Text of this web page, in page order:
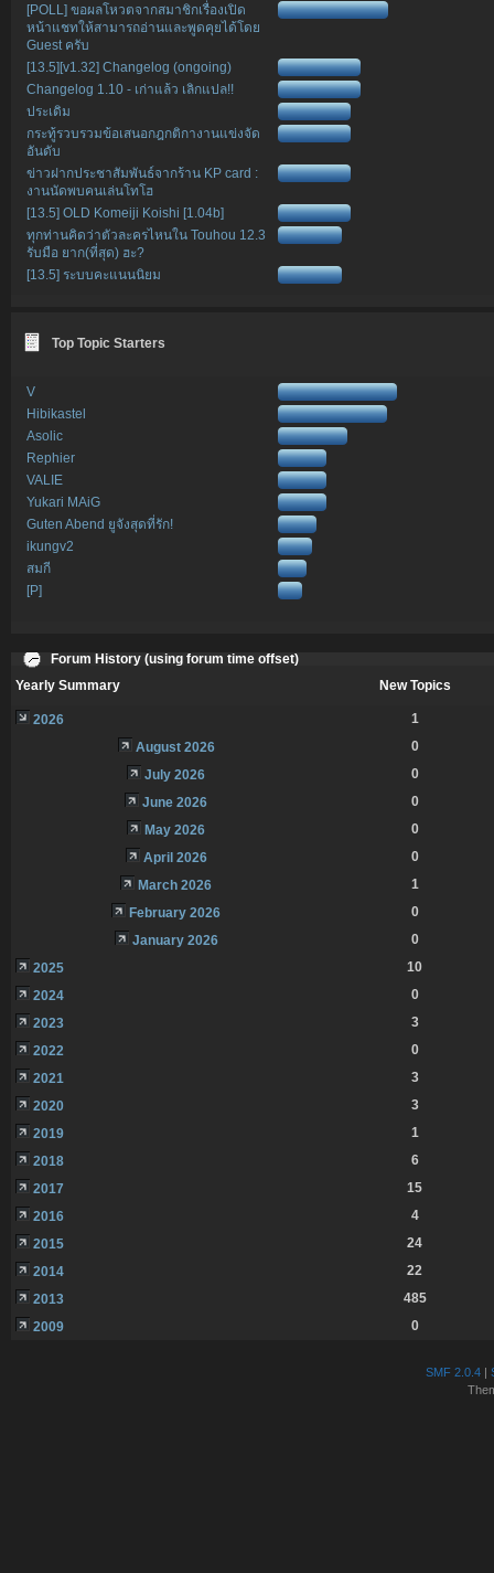
[POLL] ขอผลโหวตจากสมาชิกเรื่องเปิด
หน้าแชทให้สามารถอ่านและพูดคุยได้โดย
Guest ครับ
[13.5][v1.32] Changelog (ongoing)
Changelog 1.10 - เก่าแล้ว เลิกแปล!!
ประเดิม
กระทู้รวบรวมข้อเสนอกฎกติกางานแข่งจัด
อันดับ
ข่าวฝากประชาสัมพันธ์จากร้าน KP card :
งานนัดพบคนเล่นโทโฮ
[13.5] OLD Komeiji Koishi [1.04b]
ทุกท่านคิดว่าตัวละครไหนใน Touhou 12.3
รับมือ ยาก(ที่สุด) ฮะ?
[13.5] ระบบคะแนนนิยม
Top Topic Starters
V
Hibikastel
Asolic
Rephier
VALIE
Yukari MAiG
Guten Abend ยูจังสุดที่รัก!
ikungv2
สมกี
[P]
Forum History (using forum time offset)
Yearly Summary
New Topics
2026
1
August 2026
0
July 2026
0
June 2026
0
May 2026
0
April 2026
0
March 2026
1
February 2026
0
January 2026
0
2025
10
2024
0
2023
3
2022
0
2021
3
2020
3
2019
1
2018
6
2017
15
2016
4
2015
24
2014
22
2013
485
2009
0
SMF 2.0.4|